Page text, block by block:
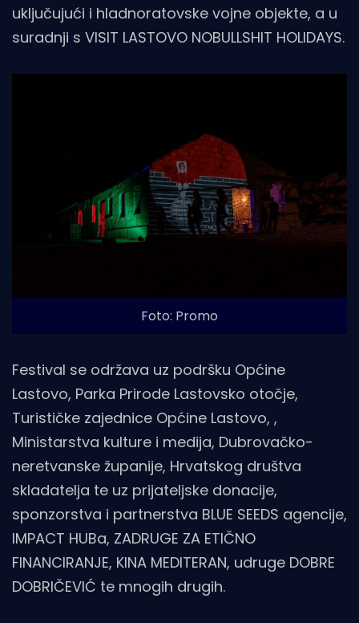
uključujući i hladnoratovske vojne objekte, a u
suradnji s VISIT LASTOVO NOBULLSHIT HOLIDAYS.
Foto: Promo
Festival se održava uz podršku Općine
Lastovo, Parka Prirode Lastovsko otočje,
Turističke zajednice Općine Lastovo, ,
Ministarstva kulture i medija, Dubrovačko-
neretvanske županije, Hrvatskog društva
skladatelja te uz prijateljske donacije,
sponzorstva i partnerstva BLUE SEEDS agencije,
IMPACT HUBa, ZADRUGE ZA ETIČNO
FINANCIRANJE, KINA MEDITERAN, udruge DOBRE
DOBRIČEVIĆ te mnogih drugih.